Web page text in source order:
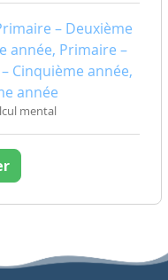
– Deuxième
année, Primaire –
Cinquième année,
année
mental